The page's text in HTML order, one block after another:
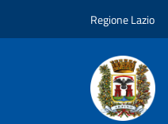
Regione Lazio